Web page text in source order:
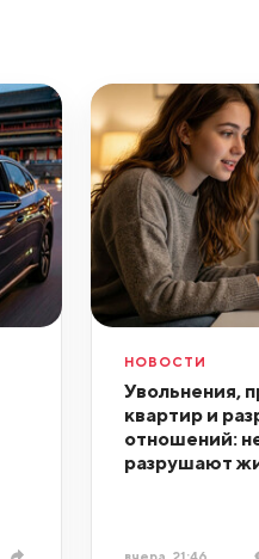
НОВОСТИ
Увольнения,
квартир и
отношений:
разрушают
вчера, 21:46